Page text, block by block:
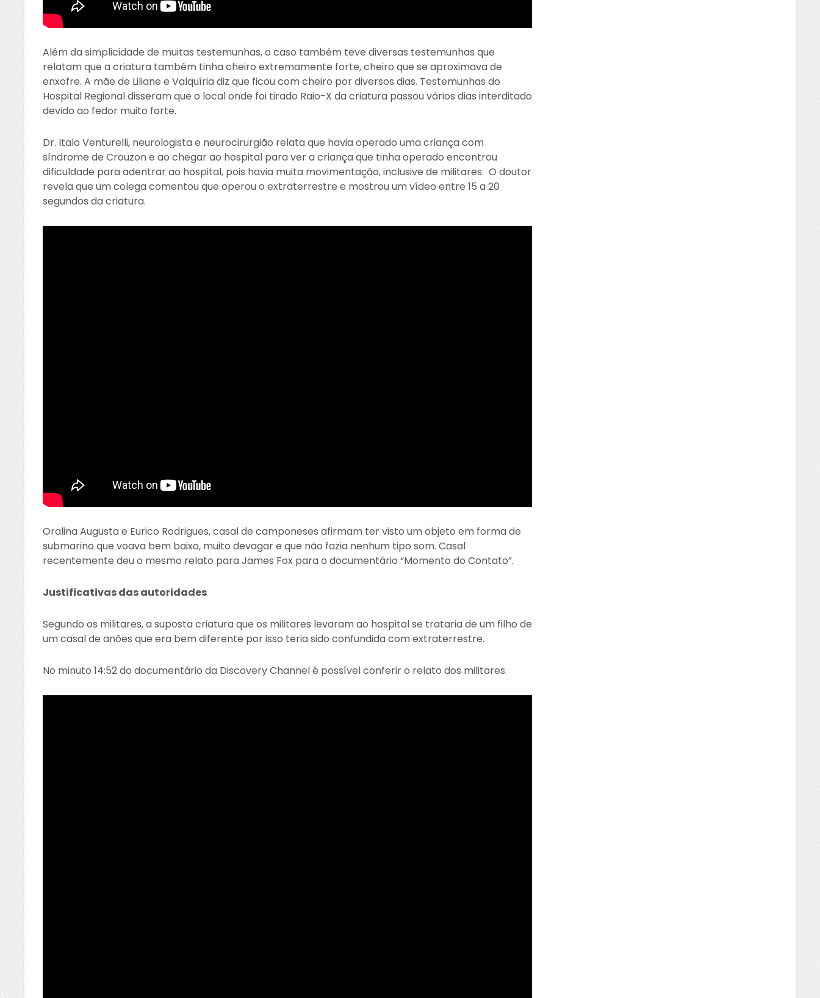
Além da simplicidade de muitas testemunhas, o caso também teve diversas testemunhas que
relatam que a criatura também tinha cheiro extremamente forte, cheiro que se aproximava de
enxofre. A mãe de Liliane e Valquíria diz que ficou com cheiro por diversos dias. Testemunhas do
Hospital Regional disseram que o local onde foi tirado Raio-X da criatura passou vários dias interditado
devido ao fedor muito forte.
Dr. Italo Venturelli, neurologista e neurocirurgião relata que havia operado uma criança com
síndrome de Crouzon e ao chegar ao hospital para ver a criança que tinha operado encontrou
dificuldade para adentrar ao hospital, pois havia muita movimentação, inclusive de militares. O doutor
revela que um colega comentou que operou o extraterrestre e mostrou um vídeo entre 15 a 20
segundos da criatura.
Oralina Augusta e Eurico Rodrigues, casal de camponeses afirmam ter visto um objeto em forma de
submarino que voava bem baixo, muito devagar e que não fazia nenhum tipo som. Casal
recentemente deu o mesmo relato para James Fox para o documentário “Momento do Contato”.
Justificativas das autoridades
Segundo os militares, a suposta criatura que os militares levaram ao hospital se trataria de um filho de
um casal de anões que era bem diferente por isso teria sido confundida com extraterrestre.
No minuto 14:52 do documentário da Discovery Channel é possível conferir o relato dos militares.